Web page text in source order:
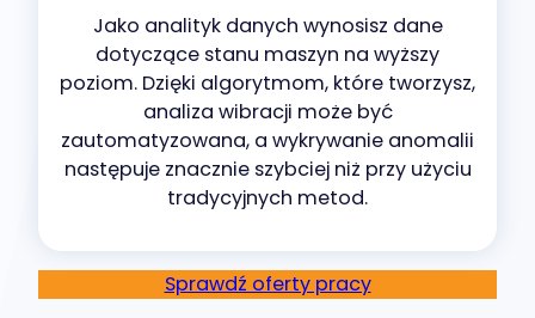
Jako analityk danych wynosisz dane
dotyczące stanu maszyn na wyższy
poziom. Dzięki algorytmom, które tworzysz,
analiza wibracji może być
zautomatyzowana, a wykrywanie anomalii
następuje znacznie szybciej niż przy użyciu
tradycyjnych metod.
Sprawdź oferty pracy